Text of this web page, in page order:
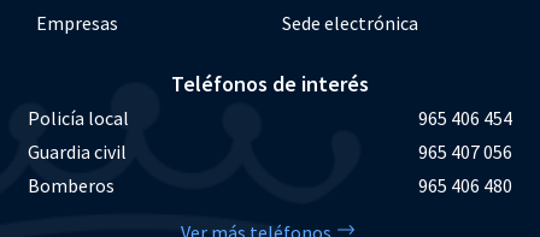
Empresas
Sede electrónica
Teléfonos de interés
Policía local
965 406 454
Guardia civil
965 407 056
Bomberos
965 406 480
Ver más teléfonos